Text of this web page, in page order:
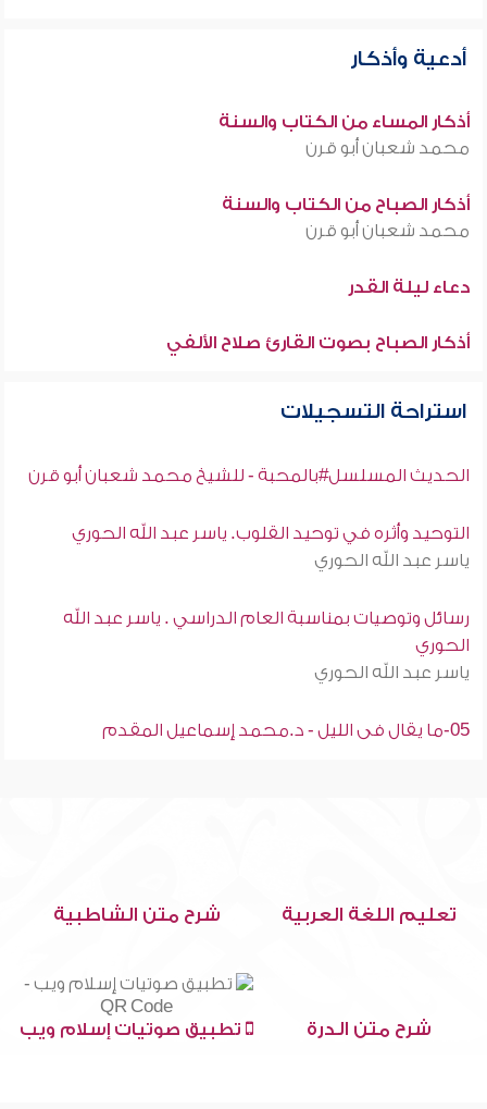
أدعية وأذكار
أذكار المساء من الكتاب والسنة
محمد شعبان أبو قرن
أذكار الصباح من الكتاب والسنة
محمد شعبان أبو قرن
دعاء ليلة القدر
أذكار الصباح بصوت القارئ صلاح الألفي
استراحة التسجيلات
الحديث المسلسل#بالمحبة - للشيخ محمد شعبان أبو قرن
التوحيد وأثره في توحيد القلوب. ياسر عبد الله الحوري
ياسر عبد الله الحوري
رسائل وتوصيات بمناسبة العام الدراسي . ياسر عبد الله
الحوري
ياسر عبد الله الحوري
05-ما يقال فى الليل - د.محمد إسماعيل المقدم
تعليم اللغة العربية شرح متن الشاطبية
شرح متن الدرة تطبيق صوتيات إسلام ويب